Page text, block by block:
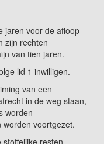
jaren voor de afloop
zijn rechten
van tien jaren.
lid 1 inwilligen.
van een
in de weg staan,
worden
voortgezet.
resten